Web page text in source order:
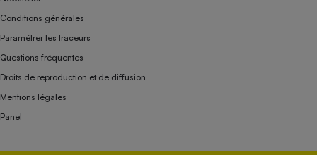
Conditions générales
Paramétrer les traceurs
Questions fréquentes
Droits de reproduction et de diffusion
Mentions légales
Panel